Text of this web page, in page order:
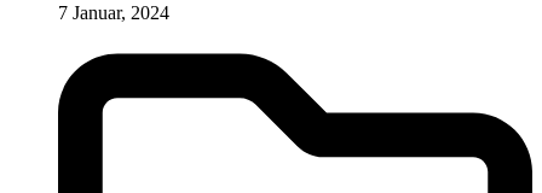
7 Januar, 2024